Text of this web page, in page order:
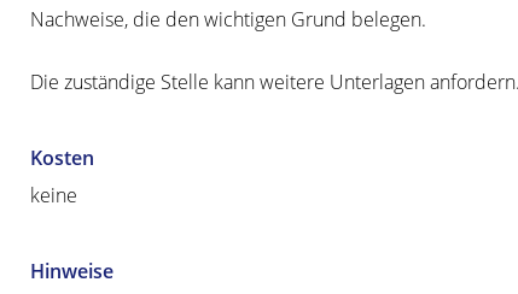
Nachweise, die den wichtigen Grund belegen.
Die zuständige Stelle kann weitere Unterlagen anfordern.
Kosten
keine
Hinweise